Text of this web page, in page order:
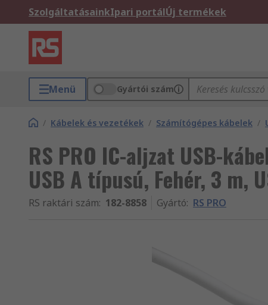
SzolgáltatásainkIpari portálÚj termékek
Menü Gyártói szám
/ Kábelek és vezetékek / Számítógépes kábelek /
RS PRO IC-aljzat USB-
USB A típusú, Fehér, 3 m,
RS raktári szám: 182-8858 Gyártó: RS PRO